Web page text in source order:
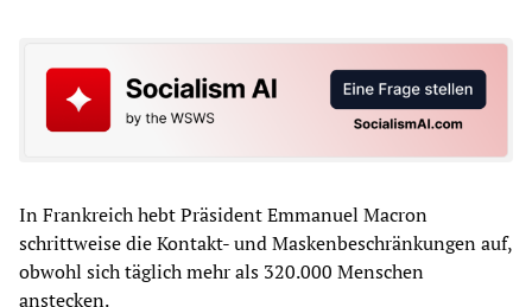
In Frankreich hebt Präsident Emmanuel Macron
schrittweise die Kontakt- und Maskenbeschränkungen auf,
obwohl sich täglich mehr als 320.000 Menschen
anstecken.